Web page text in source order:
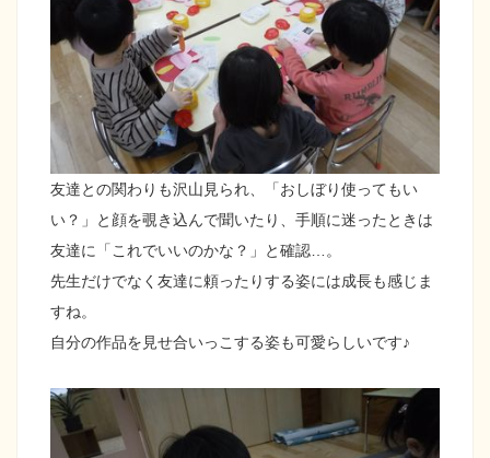
友達との関わりも沢山見られ、「おしぼり使ってもい
い？」と顔を覗き込んで聞いたり、手順に迷ったときは
友達に「これでいいのかな？」と確認…。
先生だけでなく友達に頼ったりする姿には成長も感じま
すね。
自分の作品を見せ合いっこする姿も可愛らしいです♪